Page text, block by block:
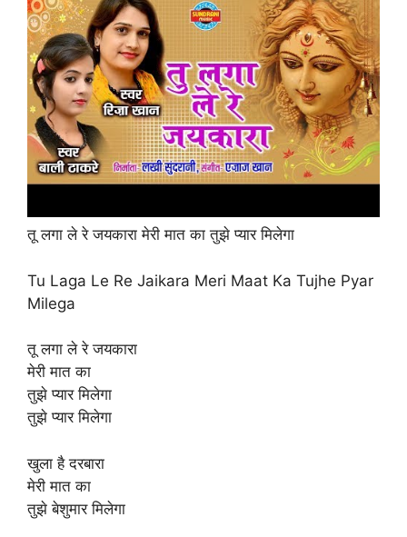
तू लगा ले रे जयकारा मेरी मात का तुझे प्यार मिलेगा
Tu Laga Le Re Jaikara Meri Maat Ka Tujhe Pyar
Milega
तू लगा ले रे जयकारा
मेरी मात का
तुझे प्यार मिलेगा
तुझे प्यार मिलेगा
खुला है दरबारा
मेरी मात का
तुझे बेशुमार मिलेगा